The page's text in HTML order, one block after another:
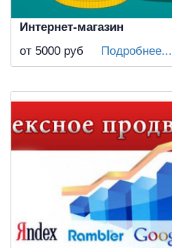
Интернет-магазин
от 5000 руб Подробнее...